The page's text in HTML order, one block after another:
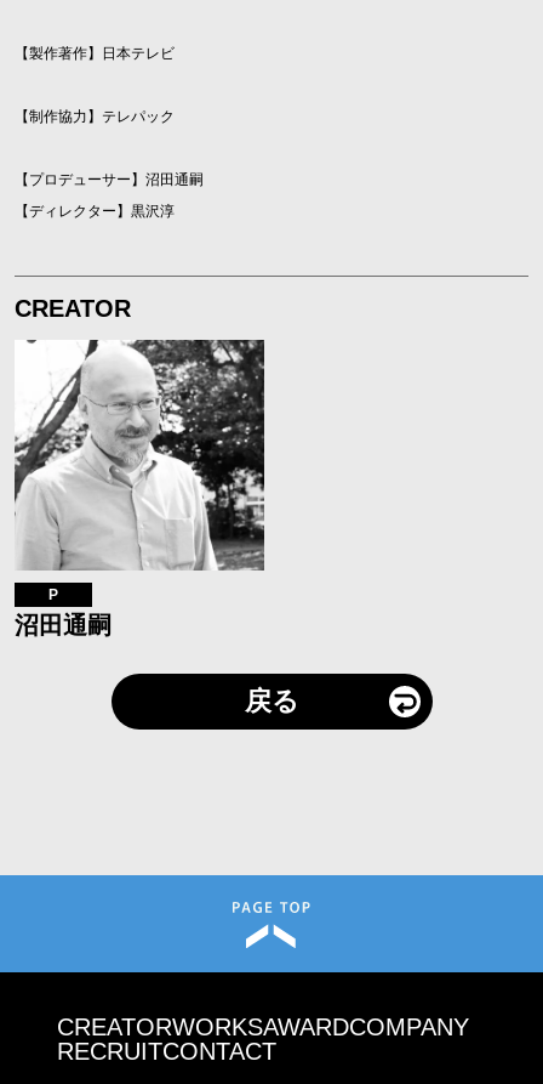
【製作著作】日本テレビ
【制作協力】テレパック
【プロデューサー】沼田通嗣
【ディレクター】黒沢淳
CREATOR
P
沼田通嗣
戻る
CREATORWORKSAWARDCOMPANY
RECRUITCONTACT